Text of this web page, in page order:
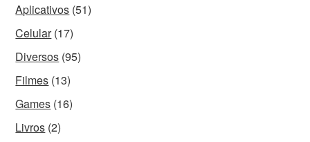
Aplicativos (51)
Celular(17)
Diversos (95)
Filmes (13)
Games (16)
Livros (2)